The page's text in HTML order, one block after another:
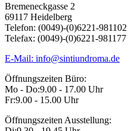
Bremeneckgasse 2
69117 Heidelberg
Telefon: (0049)-(0)6221-981102
Telefax: (0049)-(0)6221-981177
E-Mail: info@sintiundroma.de
Öffnungszeiten Büro:
Mo - Do:9.00 - 17.00 Uhr
Fr:9.00 - 15.00 Uhr
Öffnungszeiten Ausstellung: